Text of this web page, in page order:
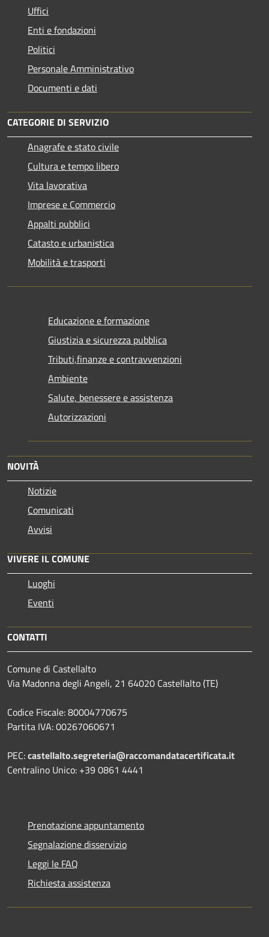
Uffici
Enti e fondazioni
Politici
Personale Amministrativo
Documenti e dati
CATEGORIE DI SERVIZIO
Anagrafe e stato civile
Cultura e tempo libero
Vita lavorativa
Imprese e Commercio
Appalti pubblici
Catasto e urbanistica
Mobilità e trasporti
Educazione e formazione
Giustizia e sicurezza pubblica
Tributi,finanze e contravvenzioni
Ambiente
Salute, benessere e assistenza
Autorizzazioni
NOVITÀ
Notizie
Comunicati
Avvisi
VIVERE IL COMUNE
Luoghi
Eventi
CONTATTI
Comune di Castellalto
Via Madonna degli Angeli, 21 64020 Castellalto (TE)
Codice Fiscale: 80004770675
Partita IVA: 00267060671
PEC:castellalto.segreteria@raccomandatacertificata.it
Centralino Unico: +39 0861 4441
Prenotazione appuntamento
Segnalazione disservizio
Leggi le FAQ
Richiesta assistenza